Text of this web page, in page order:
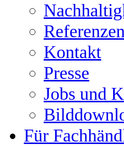
Kontakt
Presse
Jobs und
Für